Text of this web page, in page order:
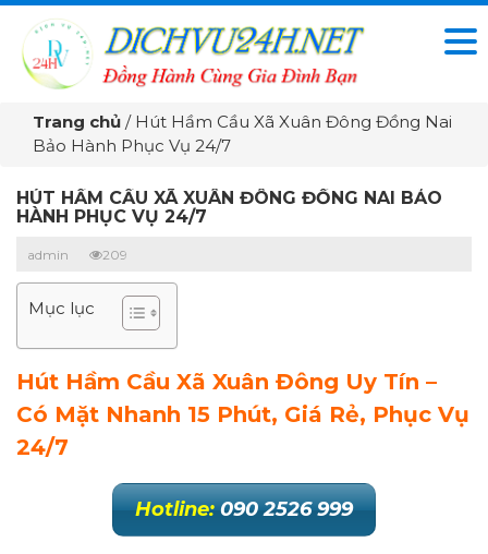
Trang chủ / Hút Hầm Cầu Xã Xuân Đông Đồng Nai
Bảo Hành Phục Vụ 24/7
HÚT HẦM CẦU XÃ XUÂN ĐÔNG ĐỒNG NAI BẢO
HÀNH PHỤC VỤ 24/7
admin 209
Mục lục
Hút Hầm Cầu Xã Xuân Đông Uy Tín –
Có Mặt Nhanh 15 Phút, Giá Rẻ, Phục Vụ
24/7
Hotline: 090 2526 999